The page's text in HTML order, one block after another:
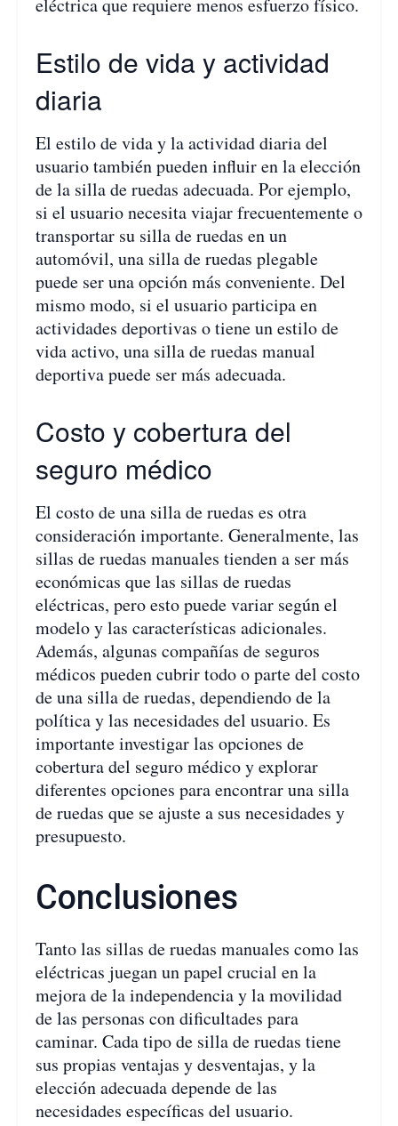
Estilo de vida y actividad
diaria
El estilo de vida y la actividad diaria del
usuario también pueden influir en la elección
de la silla de ruedas adecuada. Por ejemplo,
si el usuario necesita viajar frecuentemente o
transportar su silla de ruedas en un
automóvil, una silla de ruedas plegable
puede ser una opción más conveniente. Del
mismo modo, si el usuario participa en
actividades deportivas o tiene un estilo de
vida activo, una silla de ruedas manual
deportiva puede ser más adecuada.
Costo y cobertura del
seguro médico
El costo de una silla de ruedas es otra
consideración importante. Generalmente, las
sillas de ruedas manuales tienden a ser más
económicas que las sillas de ruedas
eléctricas, pero esto puede variar según el
modelo y las características adicionales.
Además, algunas compañías de seguros
médicos pueden cubrir todo o parte del costo
de una silla de ruedas, dependiendo de la
política y las necesidades del usuario. Es
importante investigar las opciones de
cobertura del seguro médico y explorar
diferentes opciones para encontrar una silla
de ruedas que se ajuste a sus necesidades y
presupuesto.
Conclusiones
Tanto las sillas de ruedas manuales como las
eléctricas juegan un papel crucial en la
mejora de la independencia y la movilidad
de las personas con dificultades para
caminar. Cada tipo de silla de ruedas tiene
sus propias ventajas y desventajas, y la
elección adecuada depende de las
necesidades específicas del usuario.